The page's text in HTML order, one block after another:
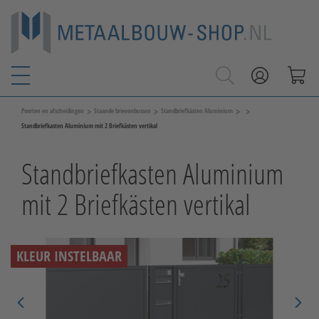
Poorten en afscheidingen > Staande brievenbussen > Standbriefkästen Aluminium > >
Standbriefkasten Aluminium mit 2 Briefkästen vertikal
Standbriefkasten Aluminium
mit 2 Briefkästen vertikal
KLEUR INSTELBAAR